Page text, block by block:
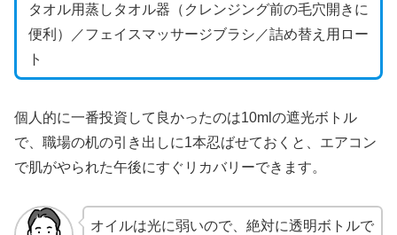
タオル用蒸しタオル器（クレンジング前の毛穴開きに
便利）／フェイスマッサージブラシ／詰め替え用ロー
ト
個人的に一番投資して良かったのは10mlの遮光ボトル
で、職場の机の引き出しに1本忍ばせておくと、エアコン
で肌がやられた午後にすぐリカバリーできます。
オイルは光に弱いので、絶対に透明ボトルで